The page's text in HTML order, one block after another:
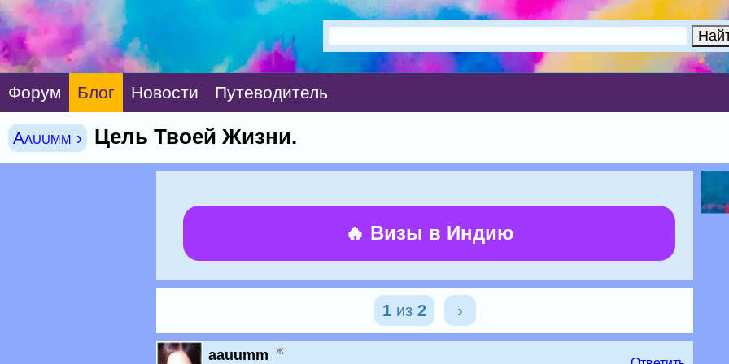
Форум Блог Новости Путеводитель
Aauumm › Цель Твоей Жизни.
🔥 Визы в Индию
1из 2 ›
aauumm ж